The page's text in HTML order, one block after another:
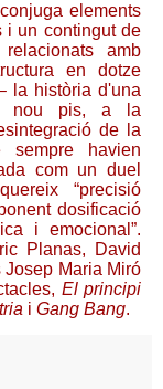
elements
i un contingut de
amb
en dotze
la història d'una
nou pis, a la
de la
havien
com un duel
“precisió
dosificació
i emocional”.
Planas, David
Maria Miró
El principi
i Gang Bang.